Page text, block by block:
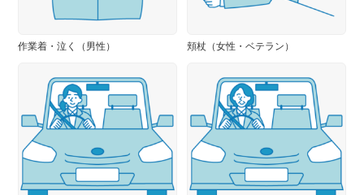
作業着・泣く（男性） 頬杖（女性・ベテラン）